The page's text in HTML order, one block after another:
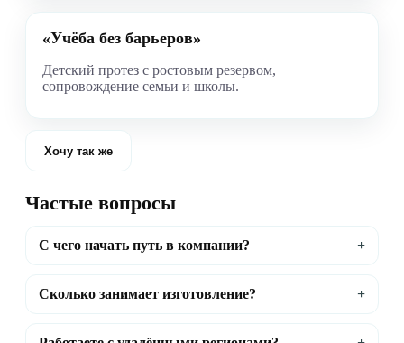
«Учёба без барьеров»
Детский протез с ростовым резервом,
сопровождение семьи и школы.
Хочу так же
Частые вопросы
С чего начать путь в компании?
Сколько занимает изготовление?